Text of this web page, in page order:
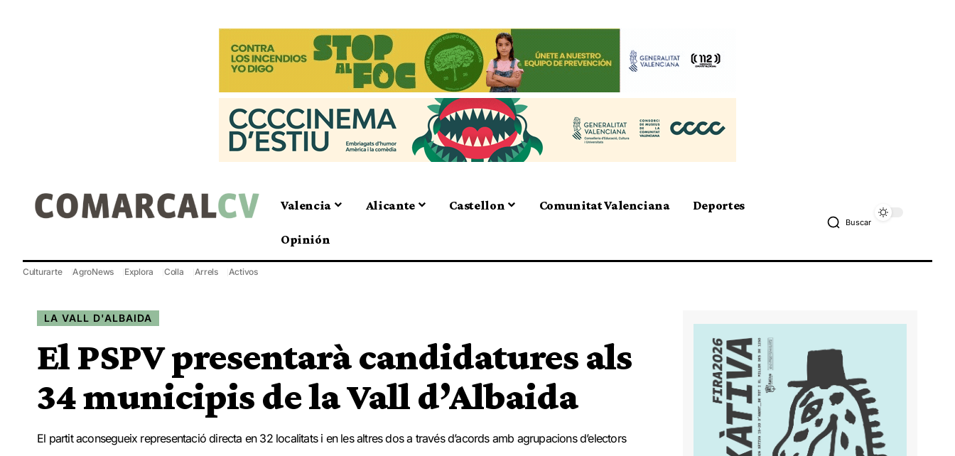
Valencia Alicante Castellon Comunitat Valenciana Deportes
Opinión
Buscar
Culturarte AgroNews Explora Colla Arrels Activos
LA VALL D'ALBAIDA
El PSPV presentarà candidatures als
34 municipis de la Vall d’Albaida
El partit aconsegueix representació directa en 32 localitats i en les altres dos a través d’acords amb agrupacions d’electors